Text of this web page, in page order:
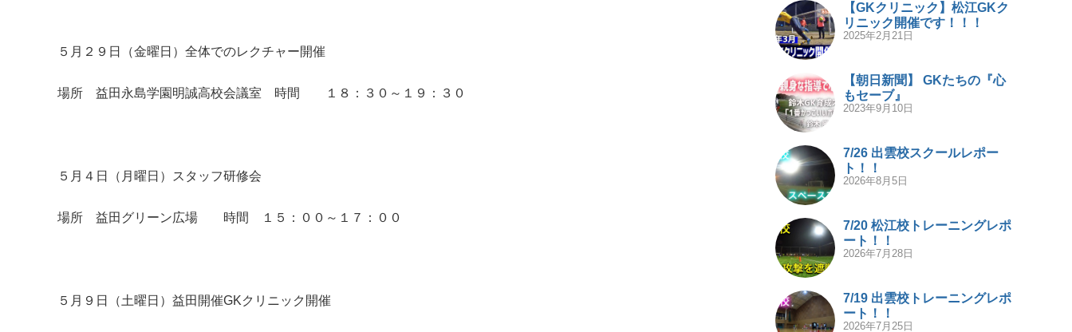
５月２９日（金曜日）全体でのレクチャー開催
場所 益田永島学園明誠高校会議室 時間 １８：３０～１９：３０
５月４日（月曜日）スタッフ研修会
場所 益田グリーン広場 時間 １５：００～１７：００
５月９日（土曜日）益田開催GKクリニック開催
【GKクリニック】松江GKク
リニック開催です！！！
2025年2月21日
【朝日新聞】 GKたちの『心
もセーブ』
2023年9月10日
7/26 出雲校スクールレポー
ト！！
2026年8月5日
7/20 松江校トレーニングレポ
ート！！
2026年7月28日
7/19 出雲校トレーニングレポ
ート！！
2026年7月25日